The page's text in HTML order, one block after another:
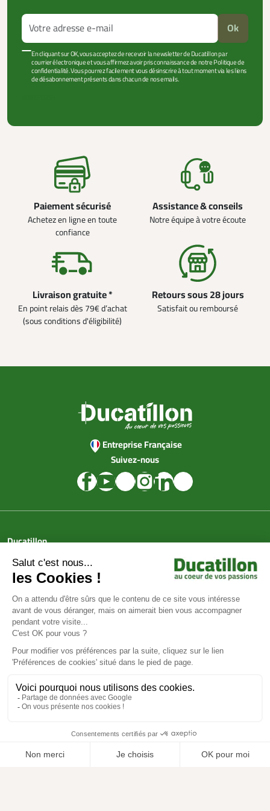
Ok
En cliquant sur OK, vous acceptez de recevoir la newsletter de Ducatillon par
courrier électronique et vous affirmez avoir pris connaissance de notre Politique de
confidentialité. Vous pourrez facilement vous désinscrire à tout moment via les liens
de désabonnement présents dans chacun de nos emails.
Paiement sécurisé
Achetez en ligne en toute
confiance
Assistance & conseils
Notre équipe à votre écoute
Livraison gratuite *
En point relais dès 79€ d’achat
(sous conditions d'éligibilité)
Retours sous 28 jours
Satisfait ou remboursé
Entreprise Française
Suivez-nous
Ducatillon
Achat en ligne
Services
Aide & Conseils
Paiement sécurisé
© Ducatillon 2026